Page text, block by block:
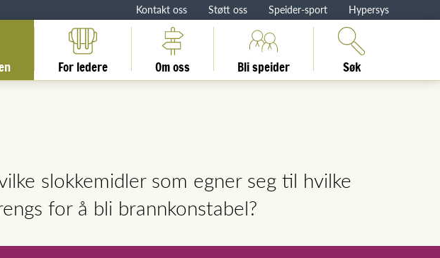
Kontakt oss Støtt oss Speider-sport Hypersys
For ledere Om oss Bli speider Søk
slokkemidler som egner seg til hvilke
for å bli brannkonstabel?